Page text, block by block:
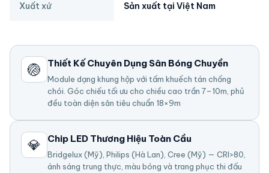
Xuất xứ Sản xuất tại Việt Nam
🏐 Thiết Kế Chuyên Dụng Sân Bóng Chuyền
Module dạng khung hộp với tấm khuếch tán chống
chói. Góc chiếu tối ưu cho chiều cao trần 7–10m, phủ
đều toàn diện sân tiêu chuẩn 18×9m
💎 Chip LED Thương Hiệu Toàn Cầu
Bridgelux (Mỹ), Philips (Hà Lan), Cree (Mỹ) — CRI>80,
ánh sáng trung thực, màu bóng và trang phục thi đấu